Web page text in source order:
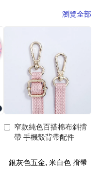
瀏覽全部
窄款純色百搭棉布斜揹
帶 手機殼背帶配件